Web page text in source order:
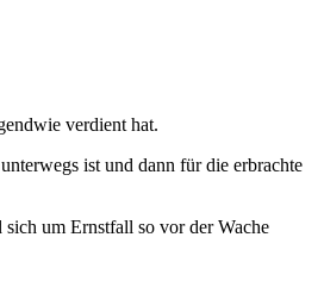
verdient hat.
ist und dann für die erbrachte
sich um Ernstfall so vor der Wache